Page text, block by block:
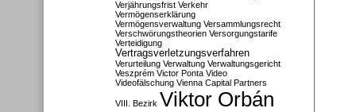
Verjährungsfrist Verkehr
Vermögenserklärung
Vermögensverwaltung Versammlungsrecht
Verschwörungstheorien Versorgungstarife
Verteidigung
Vertragsverletzungsverfahren
Verurteilung Verwaltung Verwaltungsgericht
Veszprém Victor Ponta Video
Videofälschung Vienna Capital Partners
VIII. Bezirk Viktor Orbán